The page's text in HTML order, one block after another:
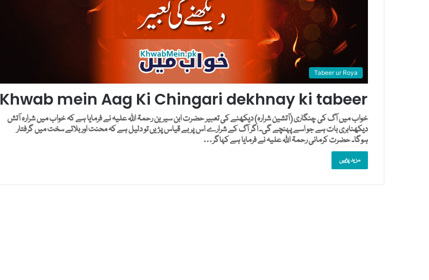
Tabeer ur Roya
Khwab mein Aag Ki Chingari dekhnay ki tabeer
خواب میں آگ کی چنگاری (آتشین شرارہ) دیکھنے کی تعبیر حضرت ابن سیرین رحمۃ اللہ علیہ نے فرمایا ہے کہ خواب میں شرارہ آتش
دیکھنابری بات ہے جو اسے پہنچے گی۔ اگر آگ کے شرارے اس پر بے قیاس پڑیں تو دلیل ہے کہ محنت اور بلائے سخت میں گرفتار
ہوگا۔ حضرت کرمانی رحمۃ اللہ علیہ نے فرمایا ہے کہاگر…
مزید پڑہیں